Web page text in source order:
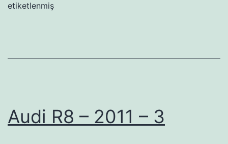
etiketlenmiş
Audi R8 – 2011 – 3